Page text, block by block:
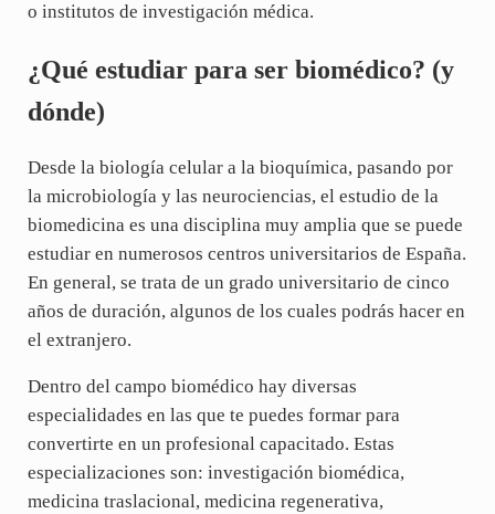
o institutos de investigación médica.
¿Qué estudiar para ser biomédico? (y
dónde)
Desde la biología celular a la bioquímica, pasando por
la microbiología y las neurociencias, el estudio de la
biomedicina es una disciplina muy amplia que se puede
estudiar en numerosos centros universitarios de España.
En general, se trata de un grado universitario de cinco
años de duración, algunos de los cuales podrás hacer en
el extranjero.
Dentro del campo biomédico hay diversas
especialidades en las que te puedes formar para
convertirte en un profesional capacitado. Estas
especializaciones son: investigación biomédica,
medicina traslacional, medicina regenerativa,